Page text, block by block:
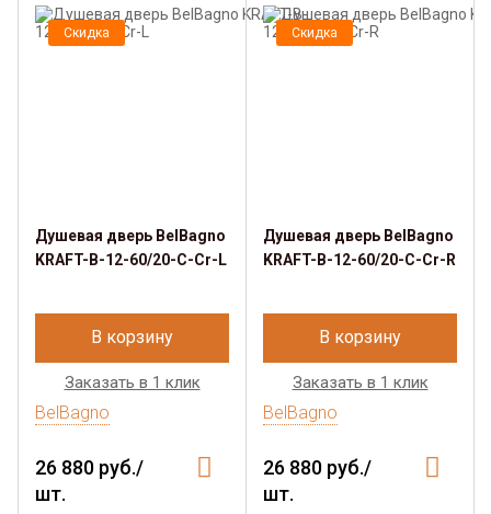
Скидка
Душевая дверь BelBagno
KRAFT-B-12-60/20-C-Cr-L
В корзину
Заказать в 1 клик
BelBagno
26 880 руб./
шт.
Скидка
Душевая дверь BelBagno
KRAFT-B-12-60/20-C-Cr-R
В корзину
Заказать в 1 клик
BelBagno
26 880 руб./
шт.